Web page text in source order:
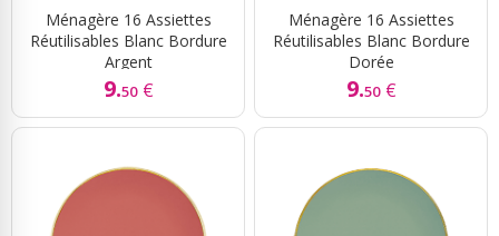
Ménagère 16 Assiettes
Réutilisables Blanc Bordure
Argent
9.50 €
Ménagère 16 Assiettes
Réutilisables Blanc Bordure
Dorée
9.50 €